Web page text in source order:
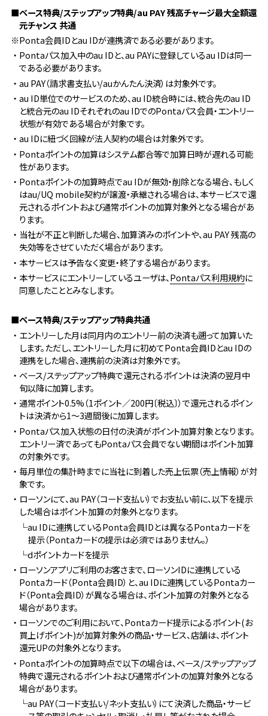
■ベース特典/ステップアップ特典/au PAY 残高チャージ最大全額還
元チャンス 共通
※Ponta会員IDとau IDが連携済である必要があります。
・Pontaパス加入中のau IDと、au PAYに登録しているau IDは同一
である必要があります。
・au PAY（請求書支払い/auかんたん決済）は対象外です。
・au ID単位でのサービスのため、au ID統合時には、統合先のau ID
と統合元のau IDそれぞれのau IDでのPontaパス会員・エントリー
状態が有効である場合が対象です。
・au IDに紐づく回線が法人契約の場合は対象外です。
・Pontaポイントの加算はシステム都合等で加算日時が遅れる可能
性があります。
・Pontaポイントの加算時点でau IDが無効・削除となる場合、もしく
はau/UQ mobile契約が譲渡・承継される場合は、本サービスで還
元されるポイントおよび通常ポイントの加算対象外となる場合があ
ります。
・当社が不正と判断した場合、加算済みのポイントや、au PAY 残高の
失効等をさせていただく場合があります。
・本サービスは予告なく変更・終了する場合があります。
・本サービスにエントリーしているユーザは、Pontaパス利用規約に
同意したこととみなします。
■ベース特典/ステップアップ特典共通
・エントリーした月は同月内のエントリー前の決済も遡って加算いた
します。ただし、エントリーした月に初めてPonta会員IDとau IDの
連携をした場合、連携前の決済は対象外です。
・ベース/ステップアップ特典で還元されるポイントは決済の翌月中
旬以降に加算します。
・通常ポイント0.5%（1ポイント／200円〔税込〕）で還元されるポイン
トは決済から1～3週間後に加算します。
・Pontaパス加入状態の日付の決済がポイント加算対象となります。
エントリー済であってもPontaパス会員でない期間はポイント加算
の対象外です。
・毎月単位の集計時までに当社に到着した売上伝票（売上情報）が対
象です。
・ローソンにて、au PAY（コード支払い）でお支払い前に、以下を提示
した場合はポイント加算の対象外となります。
└au IDに連携しているPonta会員IDとは異なるPontaカードを
提示（Pontaカードの提示は必須ではありません。）
└dポイントカードを提示
・ローソンアプリご利用のお客さまで、ローソンIDに連携している
Pontaカード（Ponta会員ID）と、au IDに連携しているPontaカー
ド（Ponta会員ID）が異なる場合は、ポイント加算の対象外となる
場合があります。
・ローソンでのご利用において、Pontaカード提示によるポイント(お
買上げポイント)が加算対象外の商品・サービス、店舗は、ポイント
還元UPの対象外となります。
・Pontaポイントの加算時点で以下の場合は、ベース/ステップアップ
特典で還元されるポイントおよび通常ポイントの加算対象外となる
場合があります。
└au PAY（コード支払い/ネット支払い）にて決済した商品・サービ